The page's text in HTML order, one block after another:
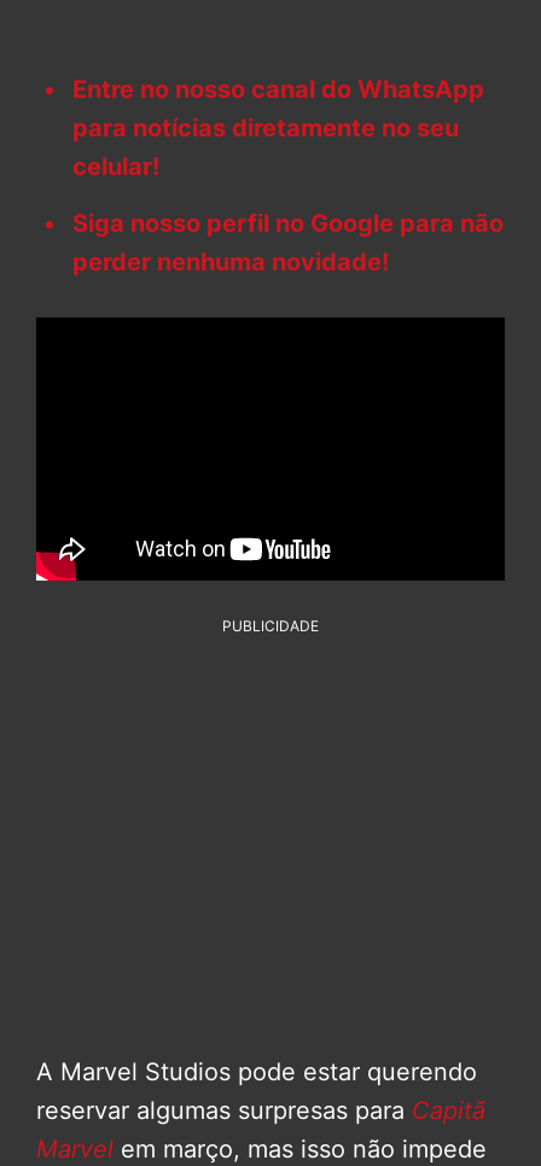
Entre no nosso canal do WhatsApp
para notícias diretamente no seu
celular!
Siga nosso perfil no Google para não
perder nenhuma novidade!
PUBLICIDADE
A Marvel Studios pode estar querendo
reservar algumas surpresas para Capitã
Marvel em março, mas isso não impede